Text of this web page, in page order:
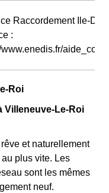
Raccordement Ile-De-
:
www.enedis.fr/
Roi
Villeneuve-Le-Roi
et naturellement
plus vite. Les
sont les mêmes
neuf.